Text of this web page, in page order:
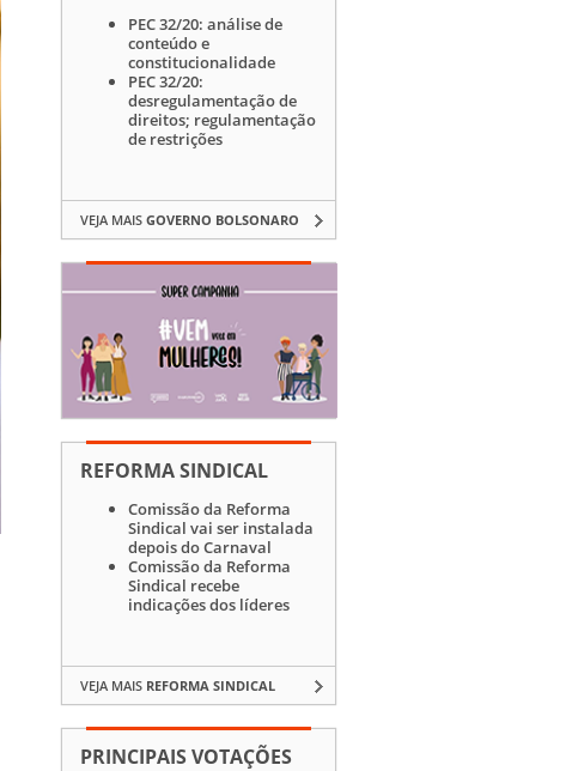
PEC 32/20: análise de
conteúdo e
constitucionalidade
PEC 32/20:
desregulamentação de
direitos; regulamentação
de restrições
VEJA MAIS GOVERNO BOLSONARO
REFORMA SINDICAL
Comissão da Reforma
Sindical vai ser instalada
depois do Carnaval
Comissão da Reforma
Sindical recebe
indicações dos líderes
VEJA MAIS REFORMA SINDICAL
PRINCIPAIS VOTAÇÕES